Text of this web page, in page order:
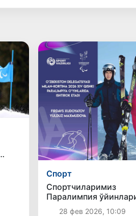
Спорт
Спортчиларимиз
Паралимпия
йўл оладилар
28 фев 2026, 10:09